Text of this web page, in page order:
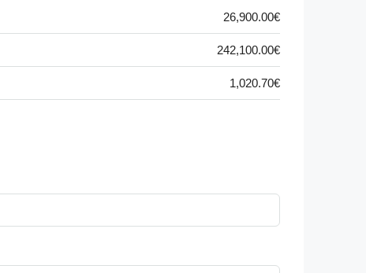
26,900.00€
242,100.00€
1,020.70€